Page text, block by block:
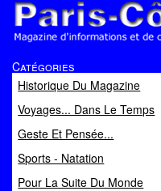
Magazine d'informations
Catégories
Historique Du Magazine
Voyages... Dans Le Temps
Geste Et Pensée...
Sports - Natation
Pour La Suite Du Monde